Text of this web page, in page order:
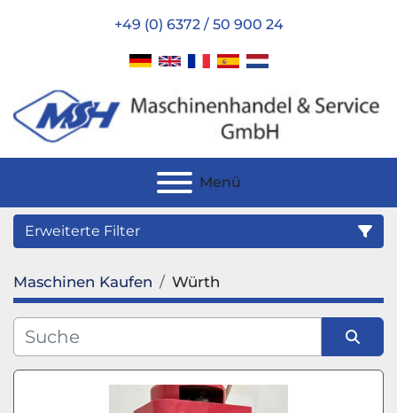
+49 (0) 6372 / 50 900 24
Menü
Erweiterte Filter
Kategorie
Hersteller
Maschinen Kaufen Würth
Sortieren nach